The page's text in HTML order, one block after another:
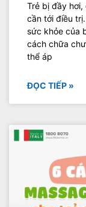
Trẻ bị đầy
cần tới điều
sức khỏe của
cách chữa
thể áp
ĐỌC TIẾP »